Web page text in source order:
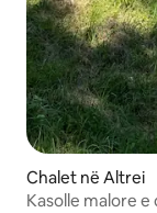
Chalet në Altrei
Kasolle malore